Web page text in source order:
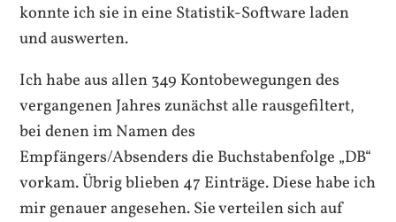
konnte ich sie in eine Statistik-Software laden
und auswerten.
Ich habe aus allen 349 Kontobewegungen des
vergangenen Jahres zunächst alle rausgefiltert,
bei denen im Namen des
Empfängers/Absenders die Buchstabenfolge „DB“
vorkam. Übrig blieben 47 Einträge. Diese habe ich
mir genauer angesehen. Sie verteilen sich auf